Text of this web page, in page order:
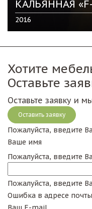
КАЛЬЯННАЯ
2016
Хотите
Оставьте
Оставьте заявку и
Оставить заявку
Пожалуйста, введите
Ваше имя
Пожалуйста, введите
Пожалуйста, введите
Ошибка в адресе почты